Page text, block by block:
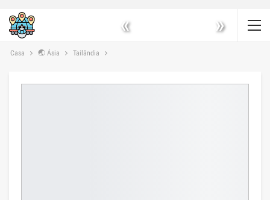
« »
Casa 🌏 Ásia Tailândia